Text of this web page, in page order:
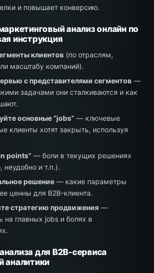
и повышает конверсию.
анализ онлайн по
инструкция
клиентов (по отраслям,
масштабу компаний).
с представителями сегментов —
задачами они сталкиваются и как
основные “jobs” — ключевые
клиенты хотят закрыть, используя
points” — боли в текущих решениях
неудобно и т.п.).
решение — какие параметры
ценны для B2B-клиента.
стратегию продвижения —
на главных jobs и болях в
для B2B-сервиса
аналитики